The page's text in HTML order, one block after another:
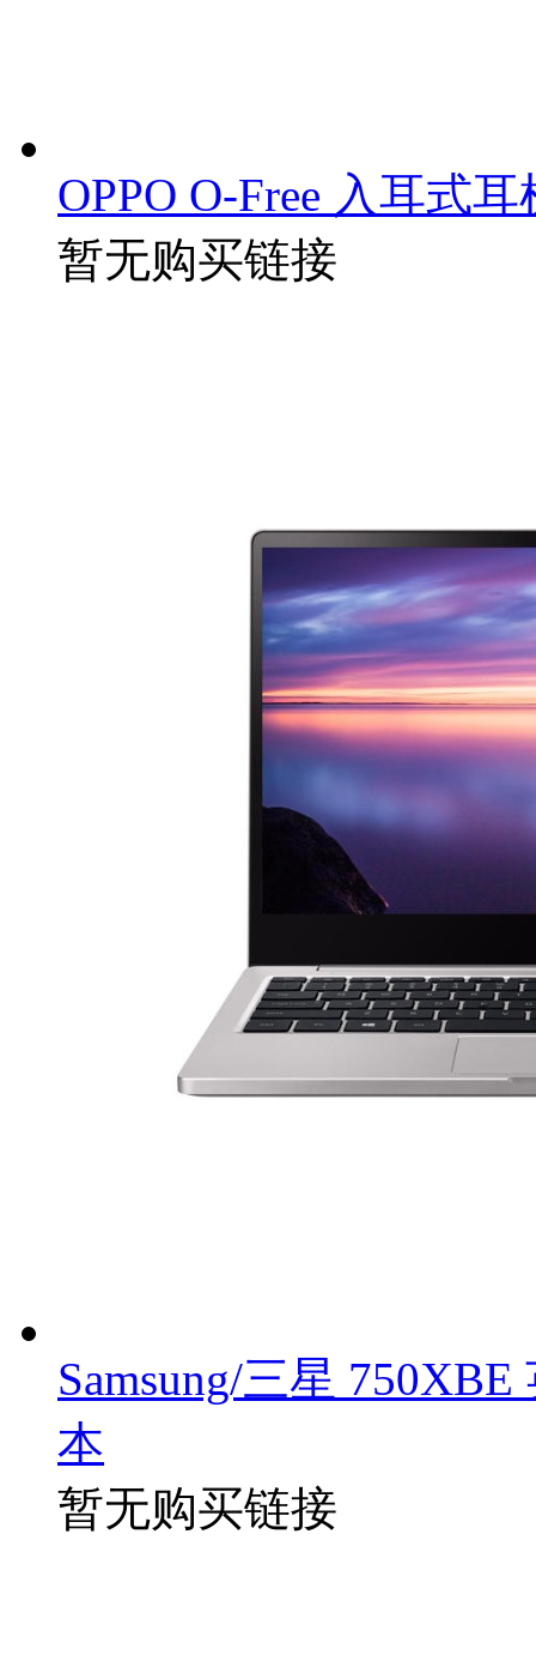
OPPO O-Free 入耳式耳
暂无购买链接
Samsung/三星
本
暂无购买链接